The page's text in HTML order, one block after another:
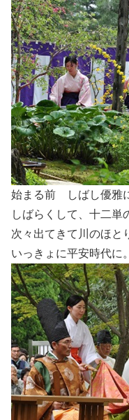
始まる前 しばし優雅
しばらくして、十二単
次々出てきて川のほと
いっきょに平安時代に。